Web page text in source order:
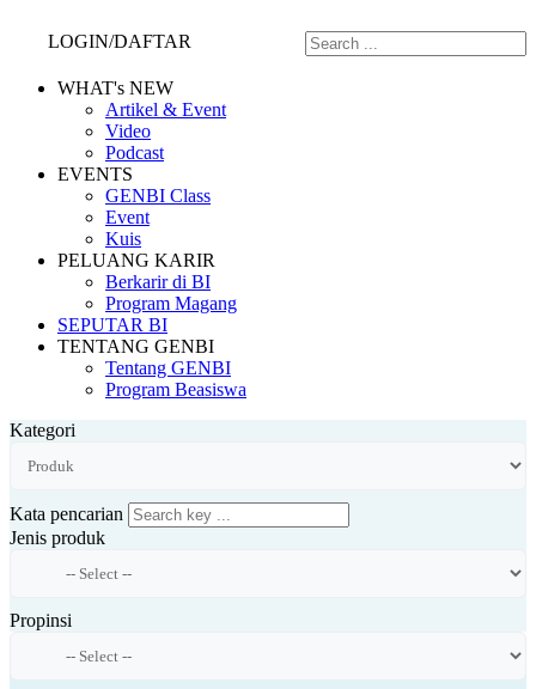
LOGIN/DAFTAR
WHAT's NEW
Artikel & Event
Video
Podcast
EVENTS
GENBI Class
Event
Kuis
PELUANG KARIR
Berkarir di BI
Program Magang
SEPUTAR BI
TENTANG GENBI
Tentang GENBI
Program Beasiswa
Kategori
Kata pencarian
Jenis produk
Propinsi